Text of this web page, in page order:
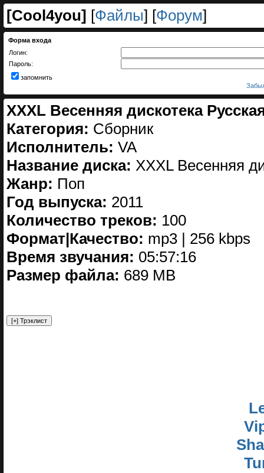
[Cool4you] [Файлы] [Форум]
Форма входа
Логин:
Пароль:
запомнить
XXXL Весенняя дискотека
Категория: Сборник
Исполнитель: VA
Название диска: XXXL Весенняя
Жанр: Поп
Год выпуска: 2011
Количество треков: 100
Формат|Качество: mp3 | 256 kbps
Время звучания: 05:57:16
Размер файла: 689 MB